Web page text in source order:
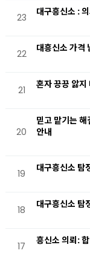
23
대구흥신소 :
22
대흥신소 가격
21
혼자 끙끙 앓
20
믿고 맡기는
안내
19
대구흥신소 탐
18
대구흥신소 탐
17
흥신소 의뢰: